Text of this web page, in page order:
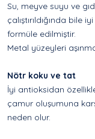
Su, meyve suyu ve
çalıştırıldığında
formüle edilmiştir.
Metal yüzeyleri
Nötr koku ve tat
İyi antioksidan
çamur oluşumuna
neden olur.